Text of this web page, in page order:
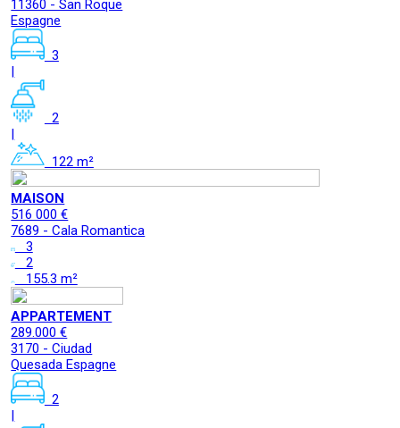
11360 - San Roque
Espagne
3
|
2
|
122 m²
MAISON
516 000 €
7689 - Cala Romantica
3
2
155.3 m²
APPARTEMENT
289.000 €
3170 - Ciudad
Quesada Espagne
2